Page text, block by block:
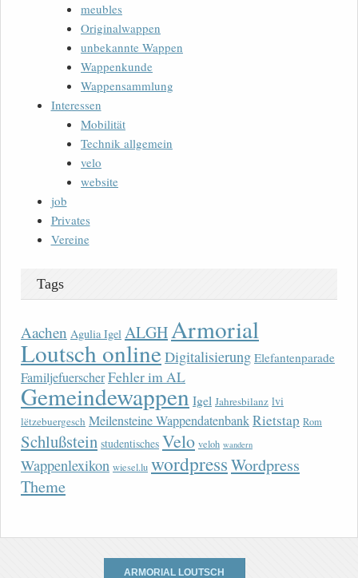
meubles
Originalwappen
unbekannte Wappen
Wappenkunde
Wappensammlung
Interessen
Mobilität
Technik allgemein
velo
website
job
Privates
Vereine
Tags
Aachen Agulia Igel ALGHArmorial
Loutsch onlineDigitalisierung Elefantenparade
FamiljefuerscherFehler im AL
Gemeindewappen Igel Jahresbilanz lvi
lëtzebuergesch Meilensteine WappendatenbankRietstap Rom
Schlußstein studentisches Velo veloh wandern
Wappenlexikon wiesel.lu wordpressWordpress
Theme
ARMORIAL LOUTSCH